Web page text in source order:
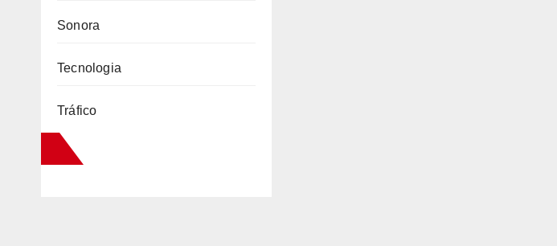
Sonora
Tecnologia
Tráfico